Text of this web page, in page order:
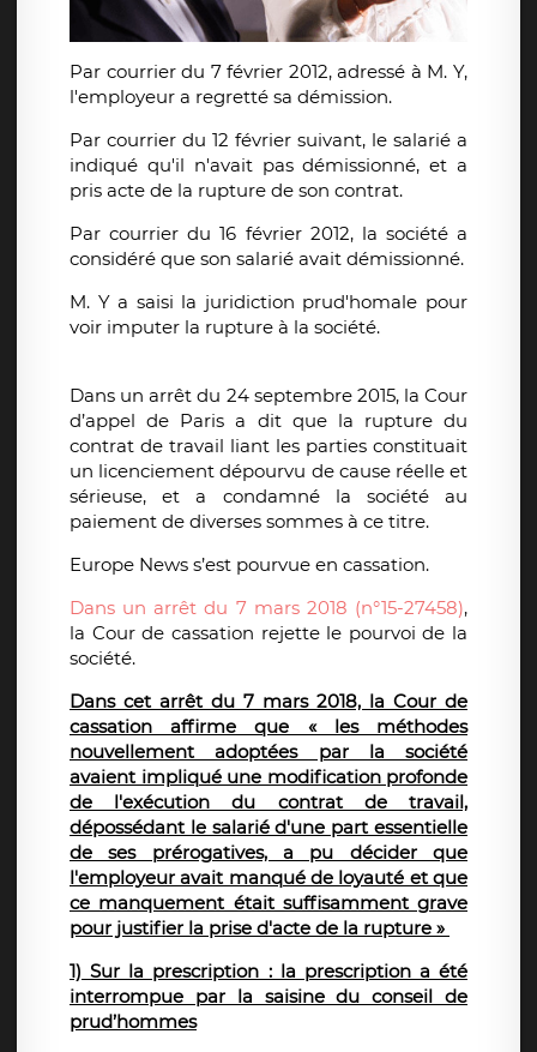
Par courrier du 7 février 2012, adressé à M. Y,
l'employeur a regretté sa démission.
Par courrier du 12 février suivant, le salarié a
indiqué qu'il n'avait pas démissionné, et a
pris acte de la rupture de son contrat.
Par courrier du 16 février 2012, la société a
considéré que son salarié avait démissionné.
M. Y a saisi la juridiction prud'homale pour
voir imputer la rupture à la société.
Dans un arrêt du 24 septembre 2015, la Cour
d’appel de Paris a dit que la rupture du
contrat de travail liant les parties constituait
un licenciement dépourvu de cause réelle et
sérieuse, et a condamné la société au
paiement de diverses sommes à ce titre.
Europe News s’est pourvue en cassation.
Dans un arrêt du 7 mars 2018 (n°15-27458),
la Cour de cassation rejette le pourvoi de la
société.
Dans cet arrêt du 7 mars 2018, la Cour de
cassation affirme que « les méthodes
nouvellement adoptées par la société
avaient impliqué une modification profonde
de l'exécution du contrat de travail,
dépossédant le salarié d'une part essentielle
de ses prérogatives, a pu décider que
l'employeur avait manqué de loyauté et que
ce manquement était suffisamment grave
pour justifier la prise d'acte de la rupture »
1) Sur la prescription : la prescription a été
interrompue par la saisine du conseil de
prud’hommes